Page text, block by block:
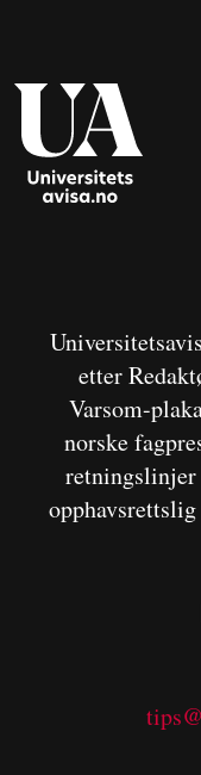
etter
Varsom-
norske